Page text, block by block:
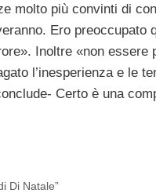
molto più convinti di
Ero preoccupato
Inoltre «non
l’inesperienza e le
Certo è una
Di Natale”